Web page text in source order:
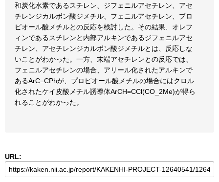
和炭化水素であるスチレン、ジフェニルアセチレン、アセ
チレンジカルボン酸ジメチル、フェニルアセチレン、プロ
ピオール酸メチルとの反応を検討した。その結果、オレフ
ィンであるスチレンと内部アルキンであるジフェニルアセ
チレン、アセチレンジカルボン酸ジメチルとは、反応しな
いことがわかった。一方、末端アセチレンとの反応では、
フェニルアセチレンの場合、アリール化されたアルキンで
あるArC≡CPhが、プロピオール酸メチルの場合にはクロル
化されたケイ皮酸メチル誘導体ArCH=CCl(CO_2Me)が得ら
れることがわかった。
URL: